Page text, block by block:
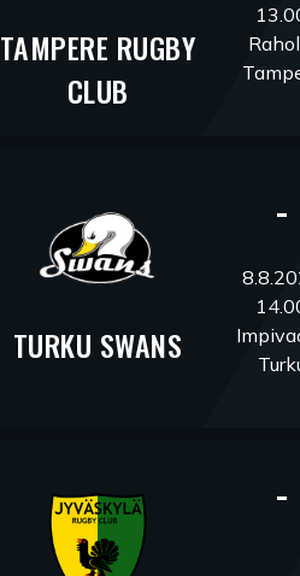
TAMPERE RUGBY
CLUB
TURKU SWANS
-
-